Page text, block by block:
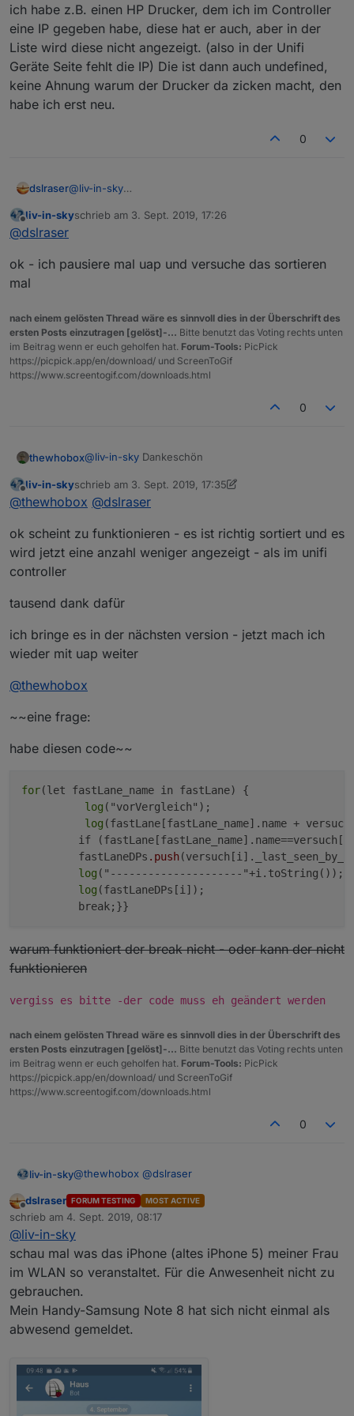
wird - ist seit ein paar fritz-os-versione so !
machen - die haben einen "blöden namen" aber
hier ein file, falls noch nicht bei dir, mit allen daten
ich habe z.B. einen HP Drucker, dem ich im Controller
eine IP gegeben habe, diese hat er auch, aber in der
Liste wird diese nicht angezeigt. (also in der Unifi
Geräte Seite fehlt die IP) Die ist dann auch undefined,
keine Ahnung warum der Drucker da zicken macht, den
habe ich erst neu.
0
dslraser@liv-in-sky
eine IP gegeben habe, diese hat er auch, aber in der
keine Ahnung warum der Drucker da zicken macht,
Offline
liv-in-skyschrieb am 3. Sept. 2019, 17:26
zuletzt editiert von
@dslraser
ok - ich pausiere mal uap und versuche das sortieren
mal
nach einem gelösten Thread wäre es sinnvoll dies in der Überschrift des
ersten Posts einzutragen [gelöst]-... Bitte benutzt das Voting rechts unten
im Beitrag wenn er euch geholfen hat. Forum-Tools: PicPick
https://picpick.app/en/download/ und ScreenToGif
https://www.screentogif.com/downloads.html
0
thewhobox@liv-in-sky Dankeschön
Ich hab das mal so probiert:
unfiltered = JSON.parse(resp).data;
dlog(unfiltered[2].hostname +
var versuch = [];
if(device.hostname !== undefined &&
}
versuch.sort(function (alpha, beta) {
        return -1;
        return 1;
Das sollte theoretisch
alle an LAN
angeschlossenen Geräte ausschließen, da diese
Offline
liv-in-skyschrieb am 3. Sept. 2019, 17:35
zuletzt editiert von liv-in-sky9. März 2019, 19:38
@thewhobox @dslraser
ok scheint zu funktionieren - es ist richtig sortiert und es
wird jetzt eine anzahl weniger angezeigt - als im unifi
controller
tausend dank dafür
ich bringe es in der nächsten version - jetzt mach ich
wieder mit uap weiter
@thewhobox
~~eine frage:
habe diesen code~~
for(let fastLane_name in fastLane) {
log ("vorVergleich");
log (fastLane[fastLane_name].name +
if
         fastLaneDPs
.push
log ("---------------------"+i.toString());
log (fastLaneDPs[i]);
warum funktioniert der break nicht - oder kann der nicht
funktionieren
vergiss es bitte -der code muss eh geändert werden
nach einem gelösten Thread wäre es sinnvoll dies in der Überschrift des
ersten Posts einzutragen [gelöst]-... Bitte benutzt das Voting rechts unten
im Beitrag wenn er euch geholfen hat. Forum-Tools: PicPick
https://picpick.app/en/download/ und ScreenToGif
https://www.screentogif.com/downloads.html
0
liv-in-sky@thewhobox @dslraser
ok scheint zu funktionieren - es ist richtig sortiert
und es wird jetzt eine anzahl weniger angezeigt - als
im unifi controller
tausend dank dafür
ich bringe es in der nächsten version - jetzt mach ich
wieder mit uap weiter
@
~~eine frage:
for(let fastLane_name in fastLane) {
          log("vorVergleich");
Offline
dslraser FORUM TESTING MOST ACTIVE
schrieb am 4. Sept. 2019, 08:17
zuletzt editiert von
@liv-in-sky
schau mal was das iPhone (altes iPhone 5) meiner Frau
im WLAN so veranstaltet. Für die Anwesenheit nicht zu
gebrauchen.
Mein Handy-Samsung Note 8 hat sich nicht einmal als
abwesend gemeldet.